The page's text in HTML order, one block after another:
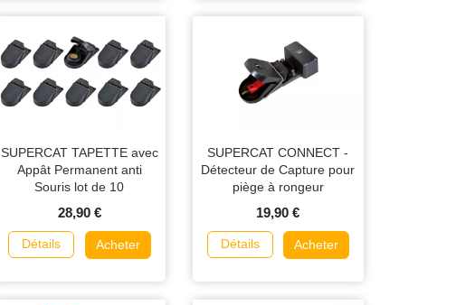
SUPERCAT TAPETTE avec
Appât Permanent anti
Souris lot de 10
28,90 €
Détails Acheter
SUPERCAT CONNECT -
Détecteur de Capture pour
piège à rongeur
19,90 €
Détails Acheter